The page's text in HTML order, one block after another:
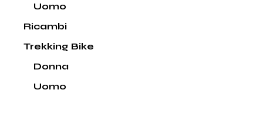
Uomo
Ricambi
Trekking Bike
Donna
Uomo